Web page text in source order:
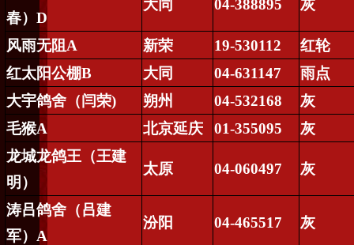
春）D
大同 04-388895 灰
风雨无阻 A 新荣 19-530112
红轮
红太阳公棚B 大同 04-631147
雨点
大宇鸽舍（闫荣) 朔州 04-532168
灰
毛猴A 北京延庆 01-355095
灰
龙城龙鸽王（王建
明）
太原 04-060497 灰
涛吕鸽舍（吕建
军） A
汾阳 04-465517 灰